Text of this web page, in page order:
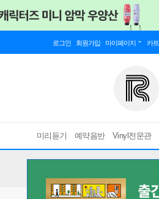
로그인 회원가입 마이페이지 카트
미리듣기 예약음반 Vinyl전문관